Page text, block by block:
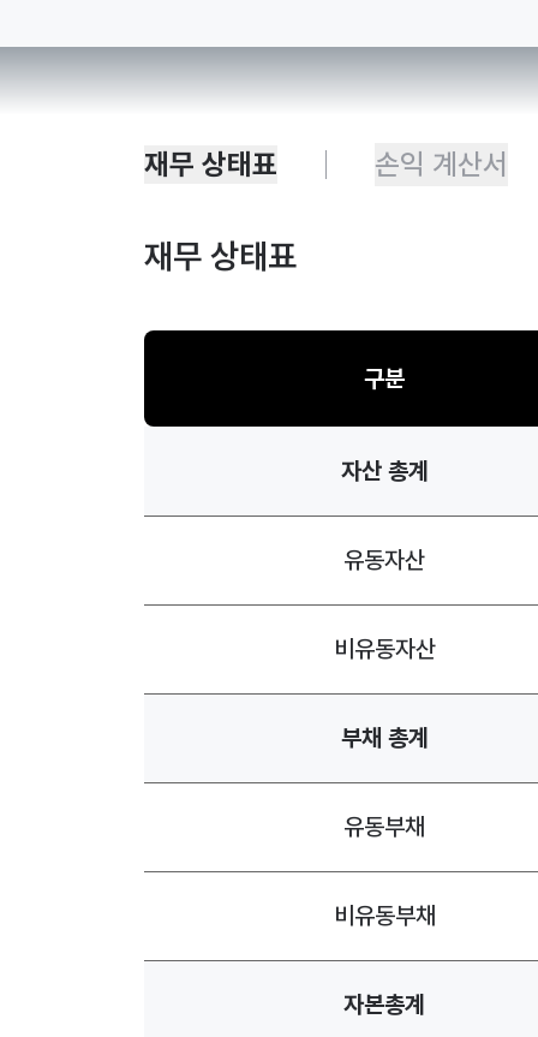
재무 상태표 손익 계산서
재무 상태표
구분
자산 총계
유동자산
비유동자산
부채 총계
유동부채
비유동부채
자본총계